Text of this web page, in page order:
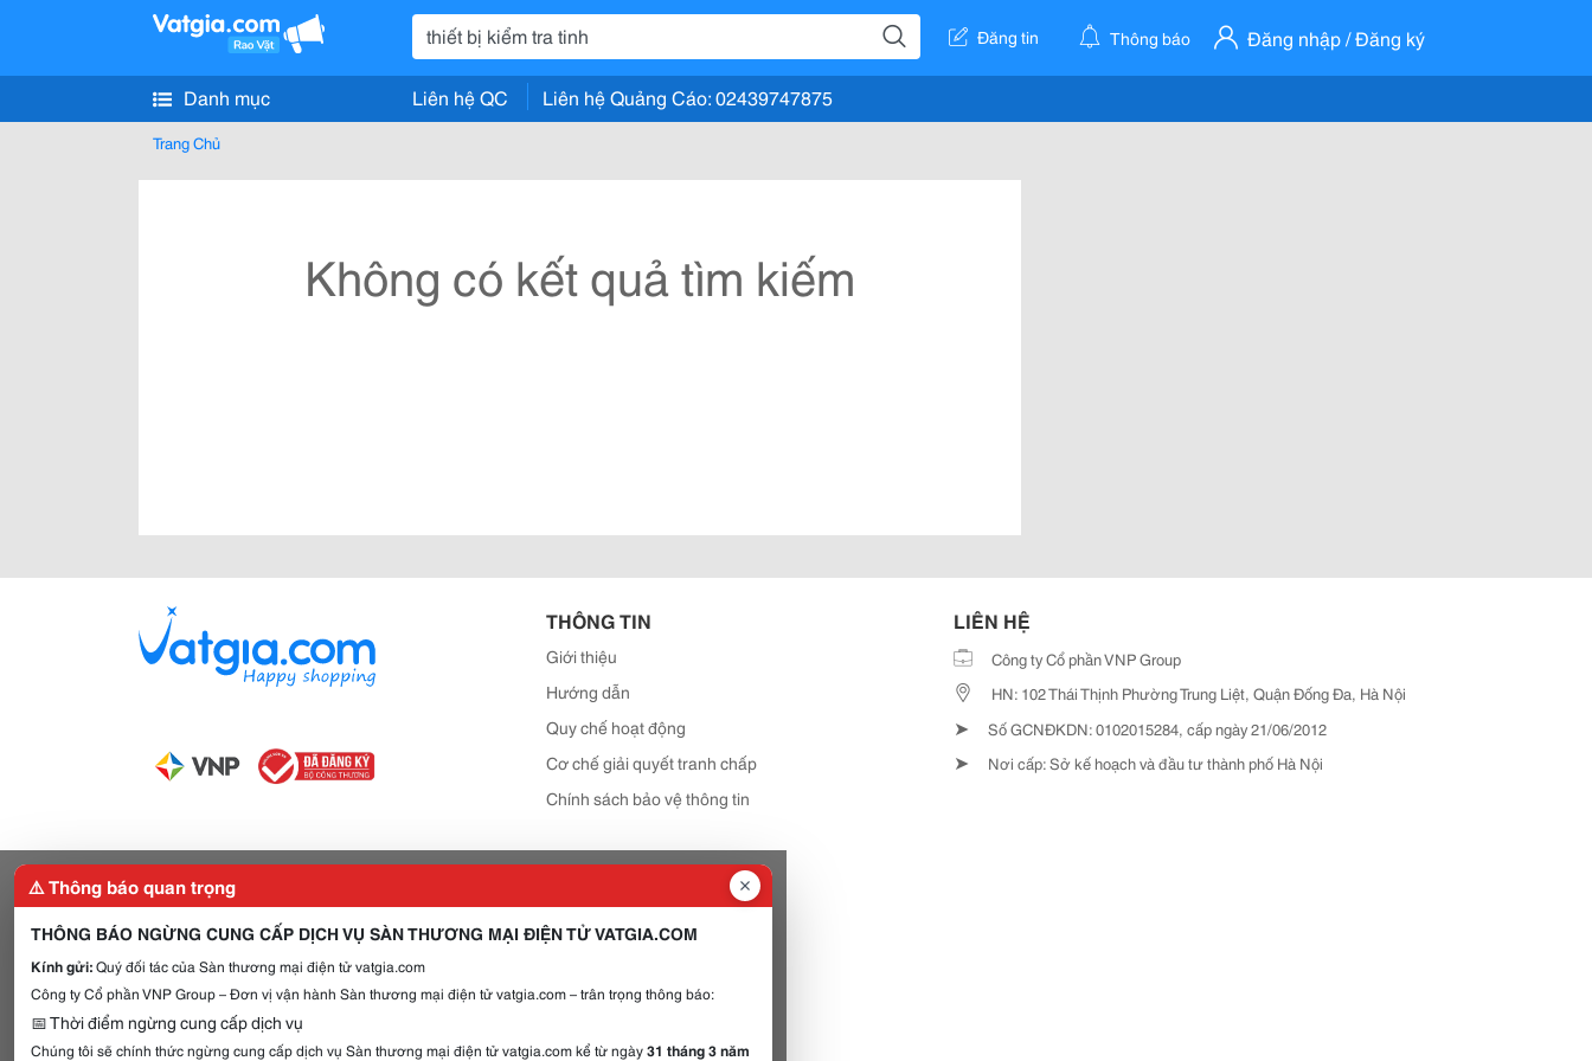
Đăng tin Thông báo Đăng nhập / Đăng ký
Danh mục Liên hệ QC Liên hệ Quảng Cáo: 02439747875
Trang Chủ
Không có kết quả tìm kiếm
THÔNG TIN
Giới thiệu
Hướng dẫn
Quy chế hoạt động
Cơ chế giải quyết tranh chấp
Chính sách bảo vệ thông tin
LIÊN HỆ
Công ty Cổ phần VNP Group
HN: 102 Thái Thịnh Phường Trung Liệt, Quận Đống Đa, Hà Nội
➤ Số GCNĐKDN: 0102015284, cấp ngày 21/06/2012
➤ Nơi cấp: Sở kế hoạch và đầu tư thành phố Hà Nội
⚠️ Thông báo quan trọng
THÔNG BÁO NGỪNG CUNG CẤP DỊCH VỤ SÀN THƯƠNG MẠI ĐIỆN TỬ VATGIA.COM
Kính gửi:Quý đối tác của Sàn thương mại điện tử vatgia.com
Công ty Cổ phần VNP Group – Đơn vị vận hành Sàn thương mại điện tử vatgia.com – trân trọng thông báo:
📅 Thời điểm ngừng cung cấp dịch vụ
Chúng tôi sẽ chính thức ngừng cung cấp dịch vụ Sàn thương mại điện tử vatgia.com kể từ ngày31 tháng 3 năm